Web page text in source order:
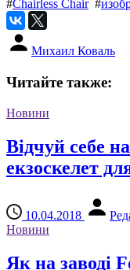
#Chairless Chair#
Михаил Коваль
Читайте также:
Новини
Відчуй себе
екзоскелет
10.04.2018
Новини
Як на заводі